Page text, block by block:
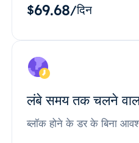
$69.68/दिन
लंबे समय तक चलने
ब्लॉक होने के डर के बिना